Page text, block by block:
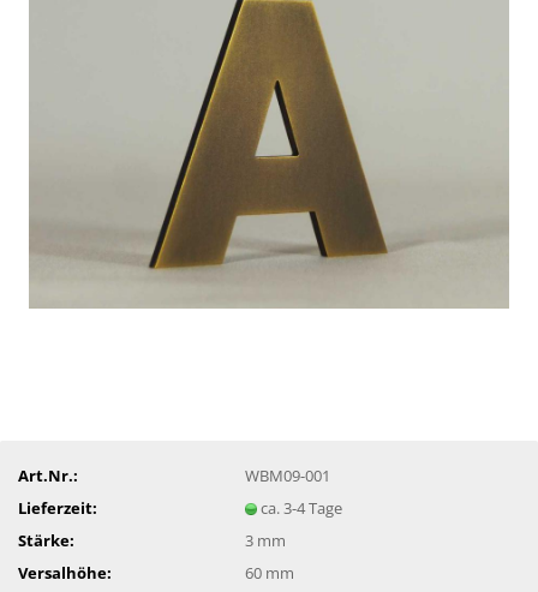
Art.Nr.:
WBM09-001
Lieferzeit:
ca. 3-4 Tage
Stärke:
3 mm
Versalhöhe:
60 mm